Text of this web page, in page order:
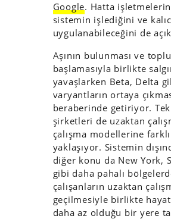
Google. Hatta işletmelerin
sistemin işlediğini ve
uygulanabileceğini de
Aşının bulunması ve
başlamasıyla birlikte
yavaşlarken Beta, Delta
varyantların ortaya
beraberinde getiriyor.
şirketleri de uzaktan
çalışma modellerine
yaklaşıyor. Sistemin
diğer konu da New York,
gibi daha pahalı
çalışanların uzaktan
geçilmesiyle birlikte hayat
daha az olduğu bir yere